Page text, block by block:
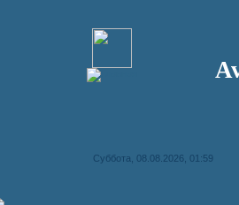
Суббота, 08.08.2026, 01:59